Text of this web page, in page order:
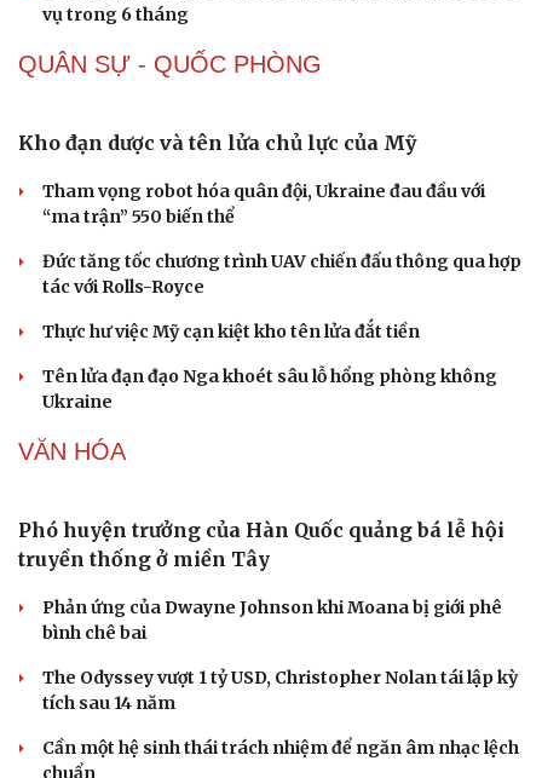
Ăn sạch sống khỏe
hiệu mở lại eo biển Hormuz
Tỷ giá USD hôm nay 8/8: Giá bán USD hạ xuống còn
Giá vàng hôm nay 8/8: Giá vàng trong nước và thế giới
lại tăng
Giá cà phê hôm nay 8/8: Giá cà phê trong nước ổn định
Buôn lậu, hàng giả diễn biến phức tạp, xử lý gần 68.000
vụ trong 6 tháng
QUÂN SỰ - QUỐC PHÒNG
Tham vọng robot hóa quân đội, Ukraine đau đầu với
“ma trận” 550 biến thể